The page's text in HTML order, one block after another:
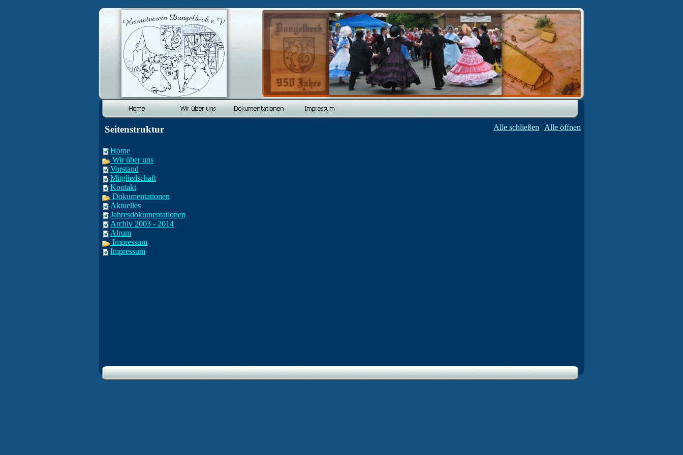
Alle schließen | Alle öffnen
Seitenstruktur
Home
Wir über uns
Vorstand
Mitgliedschaft
Kontakt
Dokumentationen
Aktuelles
Jahresdokumentationen
Archiv 2003 - 2014
Alrum
Impressum
Impressum